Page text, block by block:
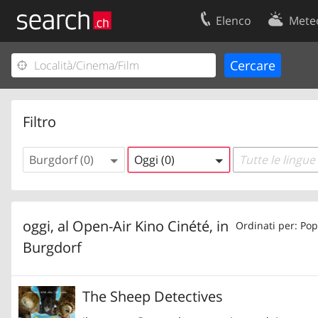
Elenco
Filtro
Burgdorf (0) Oggi (0) Tutte le lingue
Ordinati per:
oggi, al Open-Air Kino Cinété, in
Burgdorf
The Sheep Detectives
Il vostro profolio
Area clienti
Contatti
Condizioni